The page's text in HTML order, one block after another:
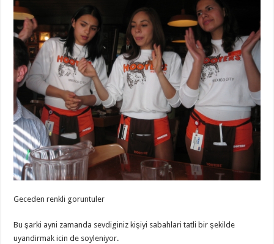
Geceden renkli goruntuler
Bu şarki ayni zamanda sevdiginiz kişiyi sabahlari tatli bir şekilde
uyandirmak icin de soyleniyor.